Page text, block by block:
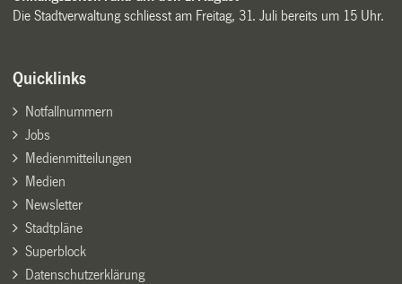
Die Stadtverwaltung schliesst am Freitag, 31. Juli bereits um 15 Uhr.
Quicklinks
Notfallnummern
Jobs
Medienmitteilungen
Medien
Newsletter
Stadtpläne
Superblock
Datenschutzerklärung